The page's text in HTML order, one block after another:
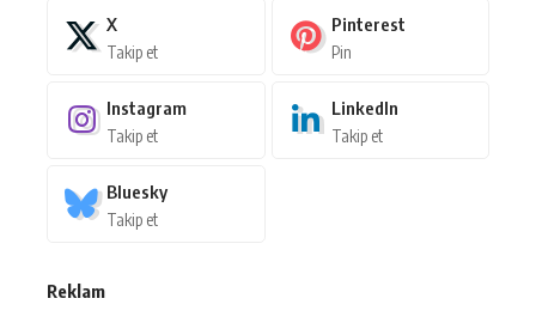
X
Takip et
Pinterest
Pin
Instagram
Takip et
LinkedIn
Takip et
Bluesky
Takip et
Reklam